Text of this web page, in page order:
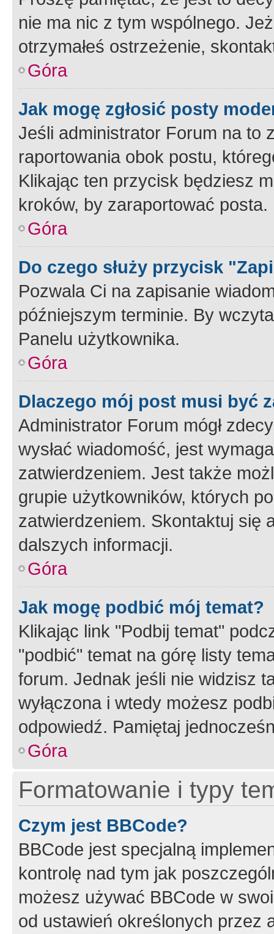
nie ma nic z tym wspólnego.
otrzymałeś ostrzeżenie,
Góra
Jak mogę zgłosić posty
Jeśli administrator Forum na to
raportowania obok postu,
Klikając ten przycisk będziesz
kroków, by zaraportować posta.
Góra
Do czego służy przycisk
Pozwala Ci na zapisanie
późniejszym terminie. By
Panelu użytkownika.
Góra
Dlaczego mój post musi być
Administrator Forum mógł
wysłać wiadomość, jest
zatwierdzeniem. Jest także
grupie użytkowników, których
zatwierdzeniem. Skontaktuj się
dalszych informacji.
Góra
Jak mogę podbić mój temat?
Klikając link "Podbij temat"
"podbić" temat na górę listy
forum. Jednak jeśli nie widzisz
wyłączona i wtedy możesz
odpowiedź. Pamiętaj
Góra
Formatowanie i typy
Czym jest BBCode?
BBCode jest specjalną
kontrolę nad tym jak
możesz używać BBCode w
od ustawień określonych przez